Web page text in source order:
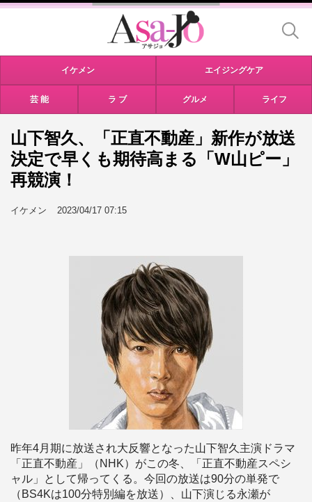
イケメン エイジングケア
芸 能 ラ ブ グルメ ライフ
山下智久、「正直不動産」新作が放送
決定で早くも期待高まる「W山ピー」
再競演！
イケメン 2023/04/17 07:15
昨年4月期に放送され大反響となった山下智久主演ドラマ
「正直不動産」（NHK）がこの冬、「正直不動産スペシ
ャル」として帰ってくる。今回の放送は90分の単発で
（BS4Kは100分特別編を放送）、山下演じる永瀬が